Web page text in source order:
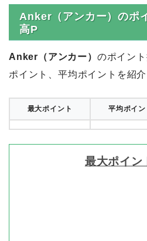
Anker（アンカー）のポ
高P
Anker（アンカー） のポイン
ポイント、平均ポイントを紹介
最大ポイント 平均ポイン
最大ポイン